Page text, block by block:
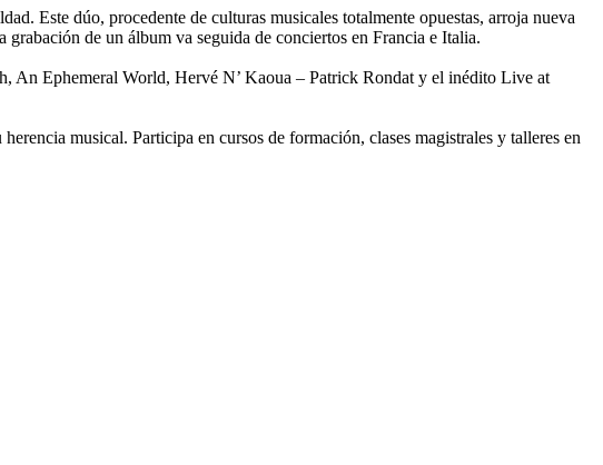
Este dúo, procedente de culturas musicales totalmente opuestas, arroja nueva
de un álbum va seguida de conciertos en Francia e Italia.
An Ephemeral World, Hervé N’ Kaoua – Patrick Rondat y el inédito Live at
musical. Participa en cursos de formación, clases magistrales y talleres en